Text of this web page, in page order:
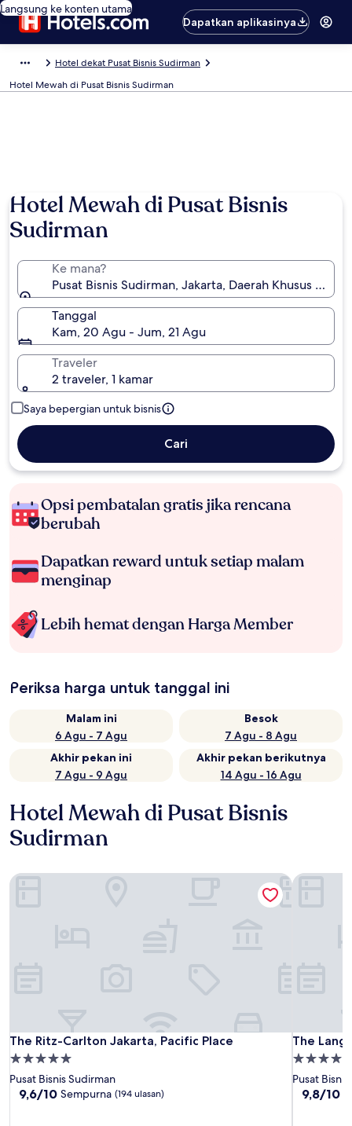
Langsung ke konten utama
Dapatkan aplikasinya
Hotel dekat Pusat Bisnis Sudirman
Hotel Mewah di Pusat Bisnis Sudirman
Hotel Mewah di Pusat Bisnis
Sudirman
Ke mana?
Pusat Bisnis Sudirman, Jakarta, Daerah Khusus
Tanggal
Kam, 20 Agu - Jum, 21 Agu
Traveler
2 traveler, 1 kamar
Saya bepergian untuk bisnis
Cari
Opsi pembatalan gratis jika rencana
berubah
Dapatkan reward untuk setiap malam
menginap
Lebih hemat dengan Harga Member
Periksa harga untuk tanggal ini
Malam ini
6 Agu - 7 Agu
Besok
7 Agu - 8 Agu
Akhir pekan ini
7 Agu - 9 Agu
Akhir pekan berikutnya
14 Agu - 16 Agu
Hotel Mewah di Pusat Bisnis
Sudirman
The Ritz-Carlton Jakarta, Pacific Place
The Ritz-Carlton Jakarta, Pacific Place
Properti
bintang
5.0
Pusat Bisnis Sudirman
9.6
9,6/10 Sempurna (194 ulasan)
The Ritz-Carlton Jakarta, Pacific Place
The
The
Properti
bintang
5.0
Pusat
9.8
9,8/10
The